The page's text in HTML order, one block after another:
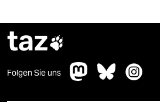
taz
Folgen Sie uns